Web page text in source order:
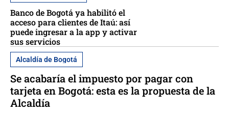
Banco de Bogotá ya habilitó el
acceso para clientes de Itaú: así
puede ingresar a la app y activar
sus servicios
Alcaldía de Bogotá
Se acabaría el impuesto por pagar con
tarjeta en Bogotá: esta es la propuesta de la
Alcaldía